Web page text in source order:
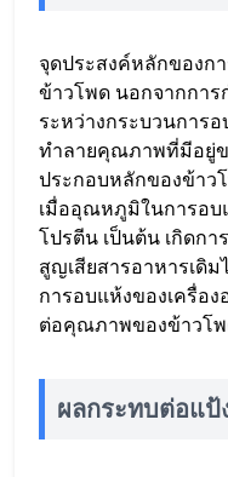
จุดประสงค์หลักของก
ข้าวโพด นอกจากกา
ระหว่างกระบวนการ
ทำลายคุณภาพที่มีอยู่
ประกอบหลักของข้าว
เมื่ออุณหภูมิในการอบ
โปรตีน เป็นต้น เกิดก
สูญเสียสารอาหารเดิ
การอบแห้งของเครื่อ
ต่อคุณภาพของข้าวโพ
ผลกระทบต่อแป้